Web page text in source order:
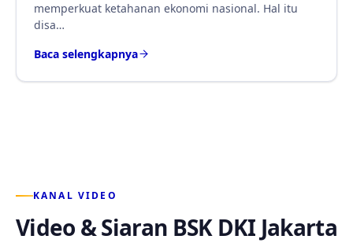
memperkuat ketahanan ekonomi nasional. Hal itu
disa…
Baca selengkapnya
KANAL VIDEO
Video & Siaran BSK DKI Jakarta